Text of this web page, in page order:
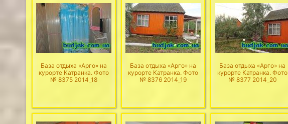
База отдыха «Арго» на
курорте Катранка. Фото
№ 8375 2014_18
База отдыха «Арго» на
курорте Катранка. Фото
№ 8376 2014_19
База отдыха «Арго» на
курорте Катранка. Фото
№ 8377 2014_20